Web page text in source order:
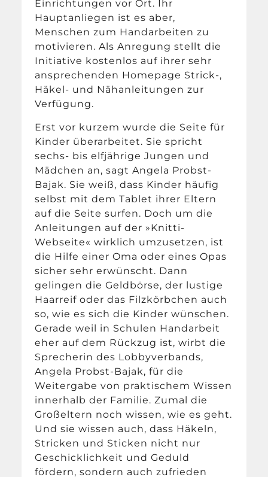
Einrichtungen vor Ort. Ihr
Hauptanliegen ist es aber,
Menschen zum Handarbeiten zu
motivieren. Als Anregung stellt die
Initiative kostenlos auf ihrer sehr
ansprechenden Homepage Strick-,
Häkel- und Nähanleitungen zur
Verfügung.
Erst vor kurzem wurde die Seite für
Kinder überarbeitet. Sie spricht
sechs- bis elfjährige Jungen und
Mädchen an, sagt Angela Probst-
Bajak. Sie weiß, dass Kinder häufig
selbst mit dem Tablet ihrer Eltern
auf die Seite surfen. Doch um die
Anleitungen auf der »Knitti-
Webseite« wirklich umzusetzen, ist
die Hilfe einer Oma oder eines Opas
sicher sehr erwünscht. Dann
gelingen die Geldbörse, der lustige
Haarreif oder das Filzkörbchen auch
so, wie es sich die Kinder wünschen.
Gerade weil in Schulen Handarbeit
eher auf dem Rückzug ist, wirbt die
Sprecherin des Lobbyverbands,
Angela Probst-Bajak, für die
Weitergabe von praktischem Wissen
innerhalb der Familie. Zumal die
Großeltern noch wissen, wie es geht.
Und sie wissen auch, dass Häkeln,
Stricken und Sticken nicht nur
Geschicklichkeit und Geduld
fördern, sondern auch zufrieden